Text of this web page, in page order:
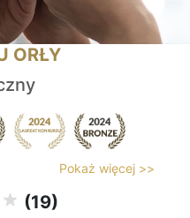
ORŁY
Pokaż więcej >>
(19)